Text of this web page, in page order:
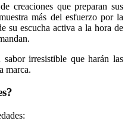
creaciones que preparan sus
más del esfuerzo por la
su escucha activa a la hora de
irresistible que harán las
marca.